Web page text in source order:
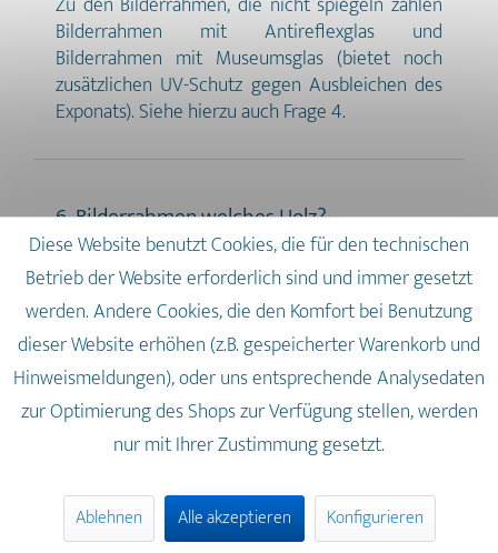
Bilderrahmen mit Antireflexglas und
Bilderrahmen mit Museumsglas (bietet noch
zusätzlichen UV-Schutz gegen Ausbleichen des
Exponats). Siehe hierzu auch Frage 4.
6. Bilderrahmen welches Holz?
Welches Holz Sie für Ihren Bilderrahmen
verwenden möchten, ist eine reine
Geschmacksfrage. Hölzer wie Buche (Bild rechts),
Eiche, Ahorn, Walnuss etc. haben alle eine
unterschiedliche Maserung und werden sowohl
lasiert (man erkennt hier die Maserung) als auch
lackiert (meist eine glatte Farbschicht)
angeboten.
Diese Website benutzt Cookies, die für den technischen
Betrieb der Website erforderlich sind und immer gesetzt
werden. Andere Cookies, die den Komfort bei Benutzung
dieser Website erhöhen (z.B. gespeicherter Warenkorb und
Hinweismeldungen), oder uns entsprechende Analysedaten
zur Optimierung des Shops zur Verfügung stellen, werden
nur mit Ihrer Zustimmung gesetzt.
Ablehnen Alle akzeptieren Konfigurieren